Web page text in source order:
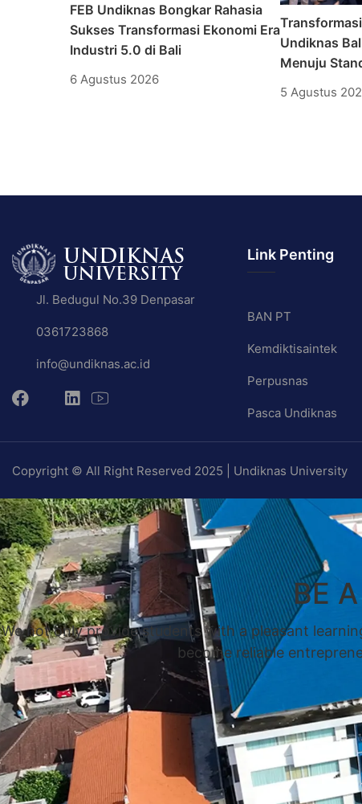
FEB Undiknas Bongkar Rahasia
Sukses Transformasi Ekonomi Era
Industri 5.0 di Bali
6 Agustus 2026
Undiknas
Menuju
5 Agustus
Jl. Bedugul No.39 Denpasar
0361723868
info@undiknas.ac.id
Link Penting
BAN PT
Kemdiktisaintek
Perpusnas
Pasca Undiknas
Copyright © All Right Reserved 2025 | Undiknas University
BE
We not only provide students with a pleasant
become reliable